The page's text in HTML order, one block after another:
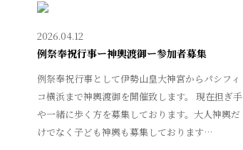
2026.04.12
例祭奉祝行事ー神輿渡御ー参加者募集
例祭奉祝行事として伊勢山皇大神宮からパシフィ
コ横浜まで神輿渡御を開催致します。 現在担ぎ手
や一緒に歩く方を募集しております。大人神輿だ
けでなく子ども神輿も募集しております…